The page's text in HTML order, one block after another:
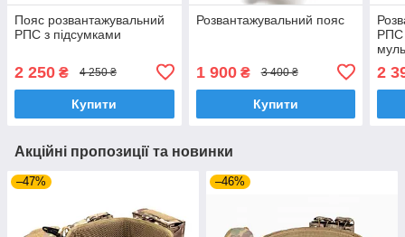
Пояс розвантажувальний
РПС з підсумками
2 250 ₴ 4 250 ₴
Купити
Розвантажувальний пояс
1 900₴ 3 400 ₴
Купити
РПС
2
Акційні пропозиції та новинки
–47% –46%